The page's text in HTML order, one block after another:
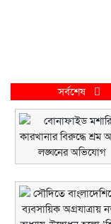
সর্বশেষ